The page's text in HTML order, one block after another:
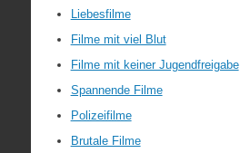
Liebesfilme
Filme mit viel Blut
Filme mit keiner Jugendfreigabe
Spannende Filme
Polizeifilme
Brutale Filme